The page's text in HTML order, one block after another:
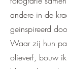
andere in de
geinspireerd
Waar zij hun
olieverf, bouw